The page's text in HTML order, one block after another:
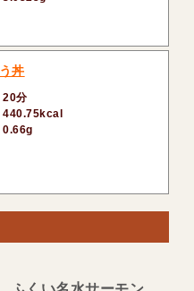
丼
20分
440.75kcal
0.66g